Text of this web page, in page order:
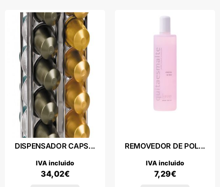
DISPENSADOR CAPS...
34,02€
IVA incluido
REMOVEDOR DE POL...
7,29€
IVA incluido